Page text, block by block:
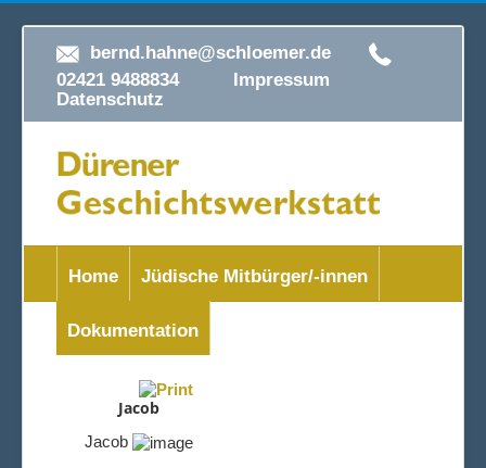
bernd.hahne@schloemer.de
02421 9488834 Impressum
Datenschutz
Home Jüdische Mitbürger/-innen
Dokumentation
Jacob
Jacob